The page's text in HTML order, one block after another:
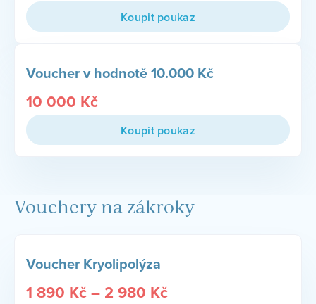
Koupit poukaz
Voucher v hodnotě 10.000 Kč
10 000 Kč
Koupit poukaz
Vouchery na zákroky
Voucher Kryolipolýza
1 890 Kč– 2 980 Kč